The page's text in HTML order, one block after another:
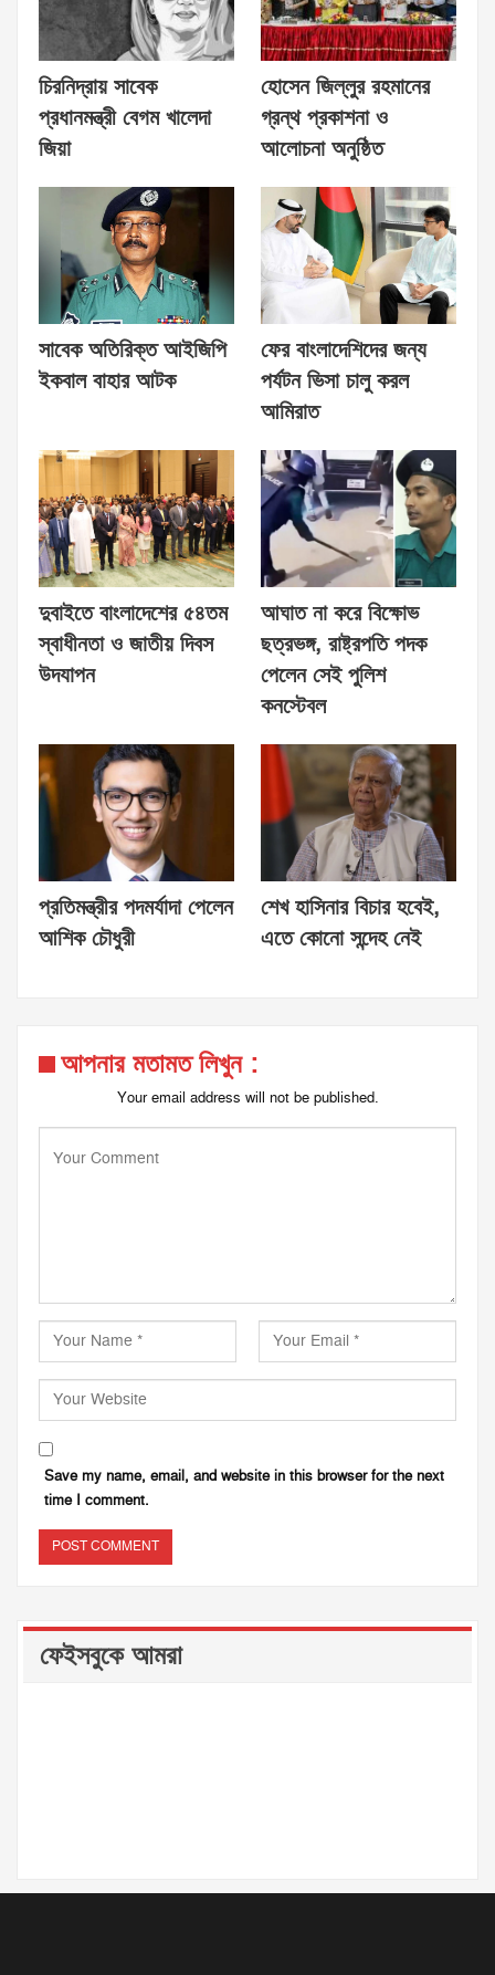
চিরনিদ্রায় সাবেক
প্রধানমন্ত্রী বেগম খালেদা
জিয়া
হোসেন জিল্লুর রহমানের
গ্রন্থ প্রকাশনা ও
আলোচনা অনুষ্ঠিত
সাবেক অতিরিক্ত আইজিপি
ইকবাল বাহার আটক
ফের বাংলাদেশিদের জন্য
পর্যটন ভিসা চালু করল
আমিরাত
দুবাইতে বাংলাদেশের ৫৪তম
স্বাধীনতা ও জাতীয় দিবস
উদযাপন
আঘাত না করে বিক্ষোভ
ছত্রভঙ্গ, রাষ্ট্রপতি পদক
পেলেন সেই পুলিশ
কনস্টেবল
প্রতিমন্ত্রীর পদমর্যাদা পেলেন
আশিক চৌধুরী
শেখ হাসিনার বিচার হবেই,
এতে কোনো সন্দেহ নেই
আপনার মতামত লিখুন :
Your email address will not be published.
Save my name, email, and website in this browser for the next
time I comment.
ফেইসবুকে আমরা